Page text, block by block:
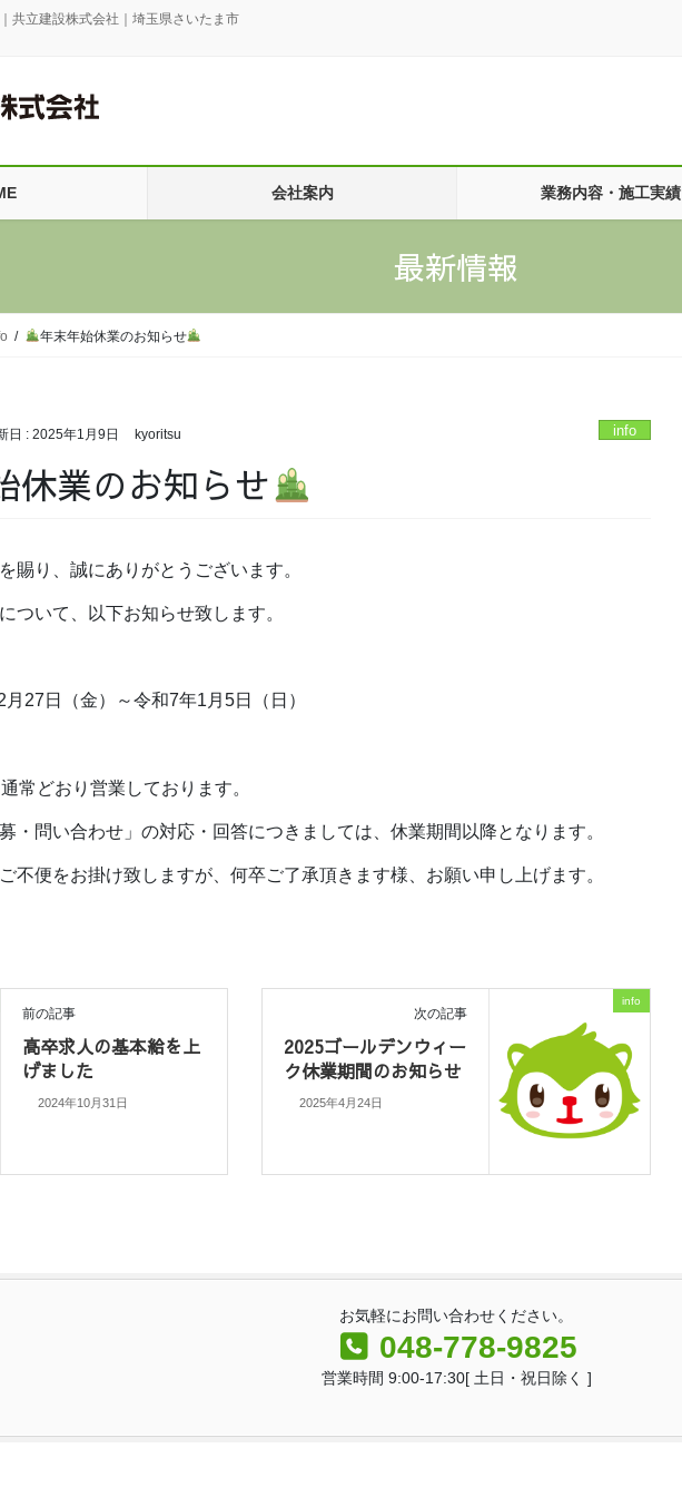
共立建設株式会社｜埼玉県さいたま市
会社案内 業務内容・施工実績
最新情報
年末年始休業のお知らせ
日 : 2025年1月9日 kyoritsu info
休業のお知らせ
賜り、誠にありがとうございます。
ついて、以下お知らせ致します。
27日（金）～令和7年1月5日（日）
常どおり営業しております。
・問い合わせ」の対応・回答につきましては、休業期間以降となります。
不便をお掛け致しますが、何卒ご了承頂きます様、お願い申し上げます。
前の記事
高卒求人の基本給を上
げました
2024年10月31日
info
次の記事
2025ゴールデンウィー
ク休業期間のお知らせ
2025年4月24日
お気軽にお問い合わせください。
048-778-9825
営業時間 9:00-17:30[ 土日・祝日除く ]